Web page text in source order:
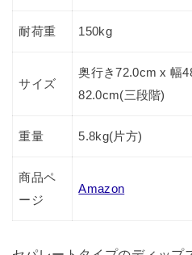
耐荷重 150kg
サイズ
奥行き72.0cm x 幅
82.0cm(三段階)
重量 5.8kg(片方)
商品ペ
ージ
Amazon